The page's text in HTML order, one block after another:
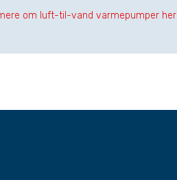
om luft-til-vand varmepumper her